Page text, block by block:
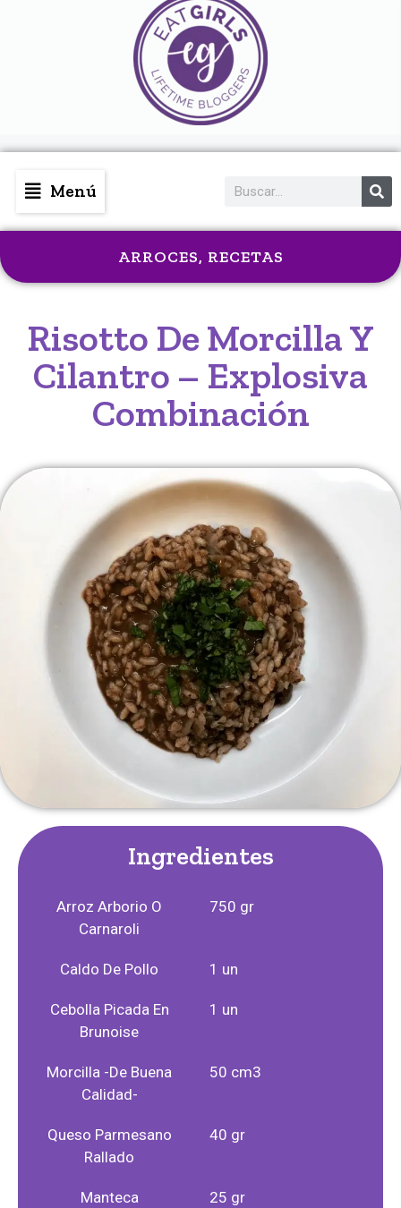
Menú
ARROCES, RECETAS
Risotto De Morcilla Y
Cilantro – Explosiva
Combinación
Ingredientes
Arroz Arborio O
Carnaroli
750 gr
Caldo De Pollo 1 un
Cebolla Picada En
Brunoise
1 un
Morcilla -de Buena
Calidad-
50 cm3
Queso Parmesano
Rallado
40 gr
Manteca 25 gr